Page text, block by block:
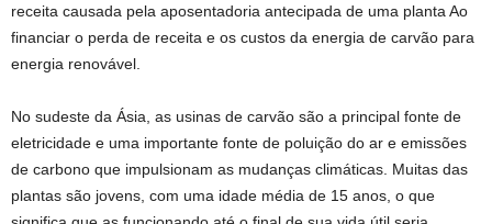
receita causada pela aposentadoria antecipada de uma planta Ao
financiar o perda de receita e os custos da energia de carvão para
energia renovável.
No sudeste da Ásia, as usinas de carvão são a principal fonte de
eletricidade e uma importante fonte de poluição do ar e emissões
de carbono que impulsionam as mudanças climáticas. Muitas das
plantas são jovens, com uma idade média de 15 anos, o que